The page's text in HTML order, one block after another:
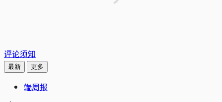
评论须知
最新 更多
端周报